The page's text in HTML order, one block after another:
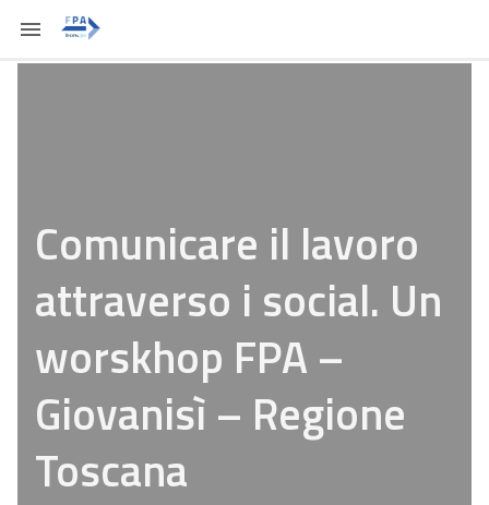
Comunicare il lavoro
attraverso i social. Un
worskhop FPA –
Giovanisì – Regione
Toscana